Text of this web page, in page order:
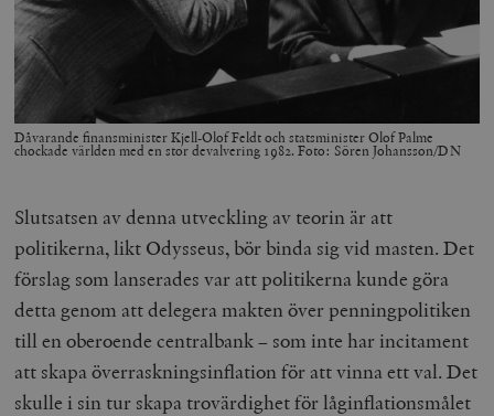
Dåvarande finansminister Kjell-Olof Feldt och statsminister Olof Palme
chockade världen med en stor devalvering 1982. Foto: Sören Johansson/DN
Slutsatsen av denna utveckling av teorin är att
politikerna, likt Odysseus, bör binda sig vid masten. Det
förslag som lanserades var att politikerna kunde göra
detta genom att delegera makten över penningpolitiken
till en oberoende centralbank – som inte har incitament
att skapa överraskningsinflation för att vinna ett val. Det
skulle i sin tur skapa trovärdighet för låginflationsmålet